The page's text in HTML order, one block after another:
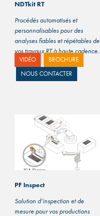
NDTkit RT
Procédés automatisés et
personnalisables pour des
analyses fiables et répétables de
vos travaux RT à haute cadence.
(suite…)
VIDÉO
BROCHURE
NOUS CONTACTER
PF Inspect
Solution d’inspection et de
mesure pour vos productions